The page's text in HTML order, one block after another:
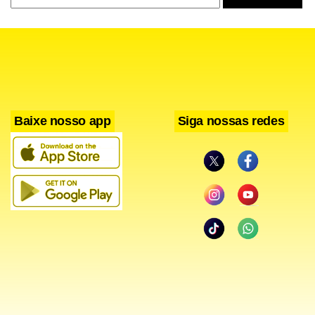
A terceira fase do programa engloba tudo o que é
oferecido nas fases anteriores e inclui também o
diagnóstico e atendimento à fibrose cística – doença
genética que afeta especialmente pulmão e pâncreas. “Pelo
Baixe nosso app Siga nossas redes